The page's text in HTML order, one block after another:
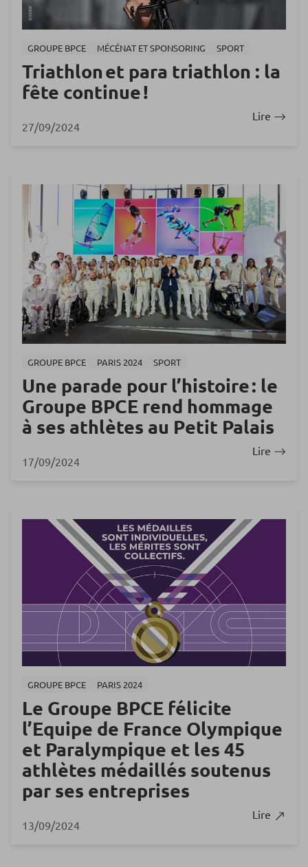
GROUPE BPCE MÉCÉNAT ET SPONSORING SPORT
Triathlon et para triathlon : la
fête continue !
27/09/2024
Lire
GROUPE BPCE PARIS 2024 SPORT
Une parade pour l’histoire : le
Groupe BPCE rend hommage
à ses athlètes au Petit Palais
17/09/2024
Lire
GROUPE BPCE PARIS 2024
Le Groupe BPCE félicite
l’Equipe de France Olympique
et Paralympique et les 45
athlètes médaillés soutenus
par ses entreprises
13/09/2024
Lire